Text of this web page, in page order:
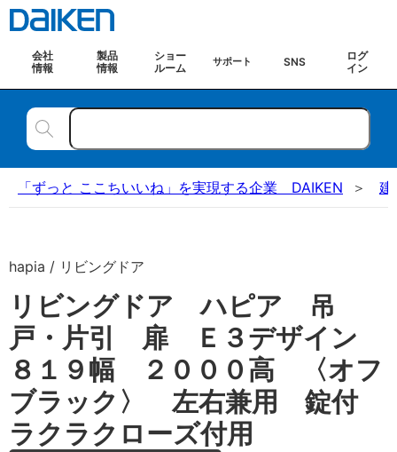
会社
情報
製品
情報
ショー
ルーム
サポート SNS
ログ
イン
「ずっと ここちいいね」を実現する企業 DAIKEN 建
hapia / リビングドア
リビングドア ハピア 吊
戸・片引 扉 Ｅ３デザイン
８１９幅 ２０００高 〈オフ
ブラック〉 左右兼用 錠付
ラクラクローズ付用